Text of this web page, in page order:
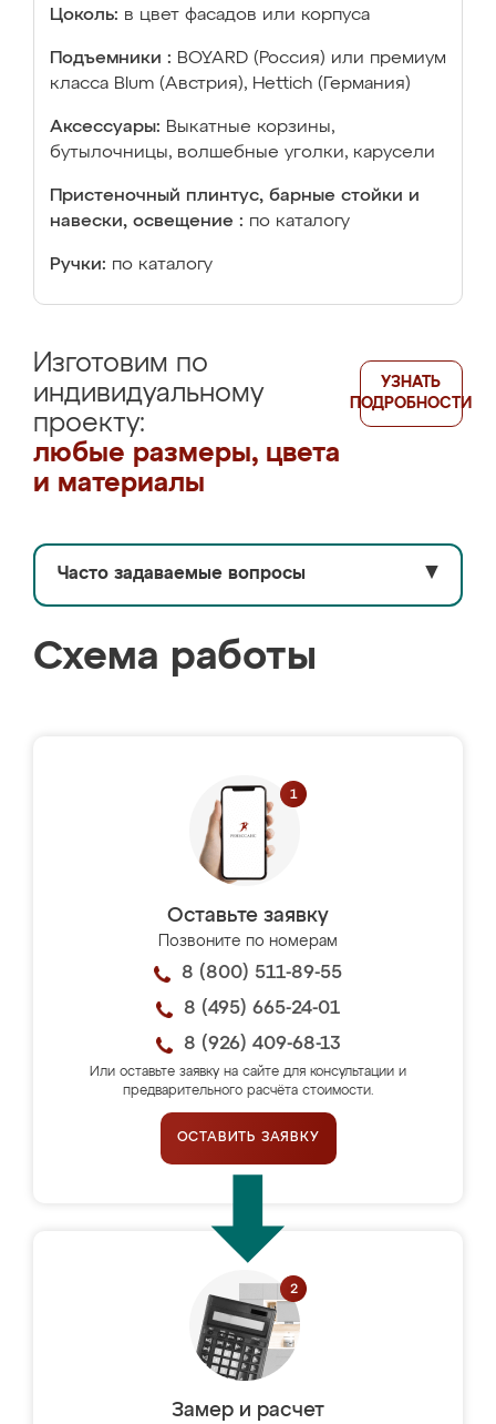
Цоколь: в цвет фасадов или корпуса
Подъемники : BOYARD (Россия) или премиум
класса Blum (Австрия), Hettich (Германия)
Аксессуары: Выкатные корзины,
бутылочницы, волшебные уголки, карусели
Пристеночный плинтус, барные стойки и
навески, освещение : по каталогу
Ручки: по каталогу
Изготовим по
индивидуальному
проекту:
любые размеры, цвета
и материалы
УЗНАТЬ
ПОДРОБНОСТИ
Часто задаваемые вопросы ▼
Схема работы
Оставьте заявку
Позвоните по номерам
8 (800) 511-89-55
8 (495) 665-24-01
8 (926) 409-68-13
Или оставьте заявку на сайте для консультации и
предварительного расчёта стоимости.
ОСТАВИТЬ ЗАЯВКУ
Замер и расчет